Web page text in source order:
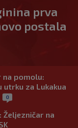
prva
postala
pomolu:
utrku za Lukakua
0
Željezničar na